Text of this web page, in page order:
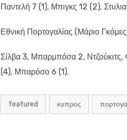
Παντελή 7 (1), Μπιγκς 12 (2),
Εθνική Πορτογαλίας (Μάριο
Σίλβα 3, Μπαρμπόσα 2, Ντζούκιτς,
(4), Μπαρόσο 6 (1).
featured κυπρος